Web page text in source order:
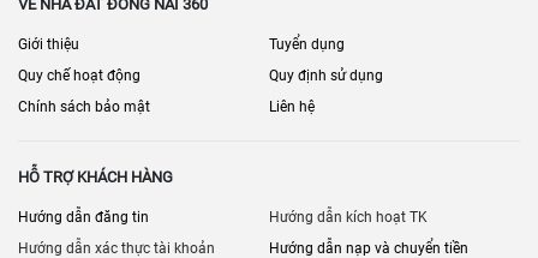
VỀ NHÀ ĐẤT ĐỒNG NAI 360
Giới thiệu
Tuyển dụng
Quy chế hoạt động
Quy định sử dụng
Chính sách bảo mật
Liên hệ
HỖ TRỢ KHÁCH HÀNG
Hướng dẫn đăng tin
Hướng dẫn kích hoạt TK
Hướng dẫn xác thực tài khoản
Hướng dẫn nạp và chuyển tiền